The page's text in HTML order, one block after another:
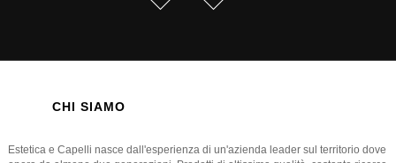
CHI SIAMO
Estetica e Capelli nasce dall'esperienza di un'azienda leader sul territorio dove